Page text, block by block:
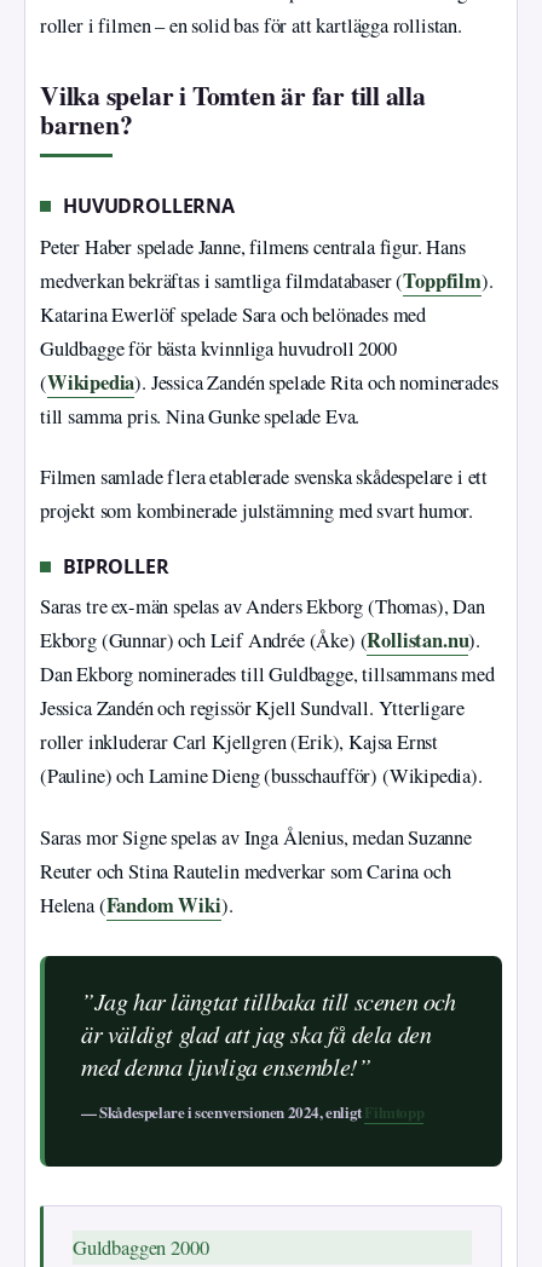
roller i filmen – en solid bas för att kartlägga rollistan.
Vilka spelar i Tomten är far till alla
barnen?
HUVUDROLLERNA
Peter Haber spelade Janne, filmens centrala figur. Hans
medverkan bekräftas i samtliga filmdatabaser (Toppfilm).
Katarina Ewerlöf spelade Sara och belönades med
Guldbagge för bästa kvinnliga huvudroll 2000
(Wikipedia). Jessica Zandén spelade Rita och nominerades
till samma pris. Nina Gunke spelade Eva.
Filmen samlade flera etablerade svenska skådespelare i ett
projekt som kombinerade julstämning med svart humor.
BIPROLLER
Saras tre ex-män spelas av Anders Ekborg (Thomas), Dan
Ekborg (Gunnar) och Leif Andrée (Åke) (Rollistan.nu).
Dan Ekborg nominerades till Guldbagge, tillsammans med
Jessica Zandén och regissör Kjell Sundvall. Ytterligare
roller inkluderar Carl Kjellgren (Erik), Kajsa Ernst
(Pauline) och Lamine Dieng (busschaufför) (Wikipedia).
Saras mor Signe spelas av Inga Ålenius, medan Suzanne
Reuter och Stina Rautelin medverkar som Carina och
Helena (Fandom Wiki).
”Jag har längtat tillbaka till scenen och
är väldigt glad att jag ska få dela den
med denna ljuvliga ensemble!”
— Skådespelare i scenversionen 2024, enligtFilmtopp
Guldbaggen 2000